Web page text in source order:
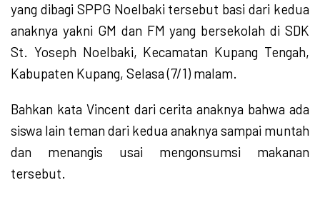
yang dibagi SPPG Noelbaki tersebut basi dari kedua
anaknya yakni GM dan FM yang bersekolah di SDK
St. Yoseph Noelbaki, Kecamatan Kupang Tengah,
Kabupaten Kupang, Selasa (7/1) malam.
Bahkan kata Vincent dari cerita anaknya bahwa ada
siswa lain teman dari kedua anaknya sampai muntah
dan menangis usai mengonsumsi makanan
tersebut.